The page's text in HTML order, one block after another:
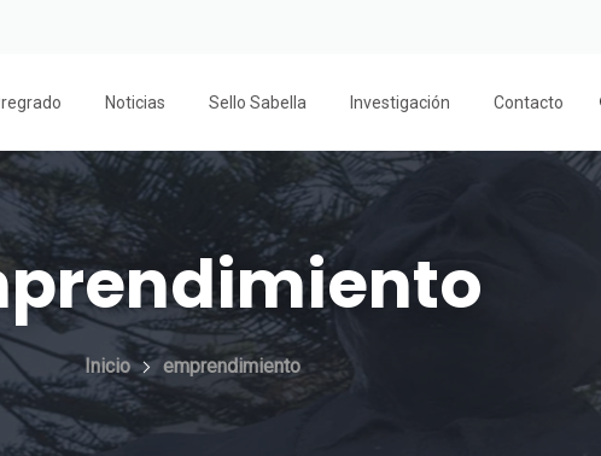
Noticias Sello Sabella Investigación Contacto
Inicio emprendimiento